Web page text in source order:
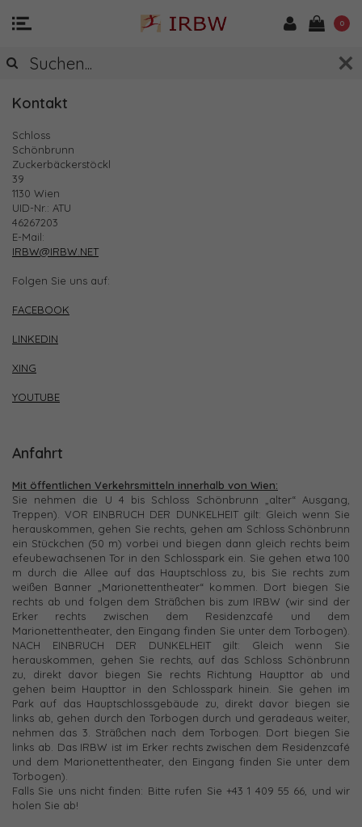
0
KONTAKT & ANFAHRT
Kontakt
Schloss
Schönbrunn
Zuckerbäckerstöckl
39
1130 Wien
UID-Nr.: ATU
46267203
E-Mail:
IRBW@IRBW.NET
Folgen Sie uns auf:
FACEBOOK
LINKEDIN
XING
YOUTUBE
Anfahrt
Mit öffentlichen Verkehrsmitteln innerhalb von Wien:
Sie nehmen die U 4 bis Schloss Schönbrunn „alter“ Ausgang,
Treppen). VOR EINBRUCH DER DUNKELHEIT gilt: Gleich wenn Sie
herauskommen, gehen Sie rechts, gehen am Schloss Schönbrunn
ein Stückchen (50 m) vorbei und biegen dann gleich rechts beim
efeubewachsenen Tor in den Schlosspark ein. Sie gehen etwa 100
m durch die Allee auf das Hauptschloss zu, bis Sie rechts zum
weißen Banner „Marionettentheater“ kommen. Dort biegen Sie
rechts ab und folgen dem Sträßchen bis zum IRBW (wir sind der
Erker rechts zwischen dem Residenzcafé und dem
Marionettentheater, den Eingang finden Sie unter dem Torbogen).
NACH EINBRUCH DER DUNKELHEIT gilt: Gleich wenn Sie
herauskommen, gehen Sie rechts, auf das Schloss Schönbrunn
zu, direkt davor biegen Sie rechts Richtung Haupttor ab und
gehen beim Haupttor in den Schlosspark hinein. Sie gehen im
Park auf das Hauptschlossgebäude zu, direkt davor biegen sie
links ab, gehen durch den Torbogen durch und geradeaus weiter,
nehmen das 3. Sträßchen nach dem Torbogen. Dort biegen Sie
links ab. Das IRBW ist im Erker rechts zwischen dem Residenzcafé
und dem Marionettentheater, den Eingang finden Sie unter dem
Torbogen).
Falls Sie uns nicht finden: Bitte rufen Sie +43 1 409 55 66, und wir
holen Sie ab!